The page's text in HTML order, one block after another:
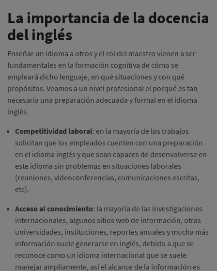
La importancia de la docencia
del inglés
Enseñar un idioma a otros y el rol del maestro vienen a ser
fundamentales en la formación cognitiva de cómo se
empleará dicho lenguaje, en qué situaciones y con qué
propósitos. Veamos a un nivel profesional el porqué es tan
necesaria una preparación adecuada y formal en el idioma
inglés.
Competitividad laboral: en la mayoría de los trabajos
solicitan que los empleados cuenten con una preparación
en el idioma inglés y que sean capaces de desenvolverse en
este idioma sin problemas en situaciones laborales
(reuniones, videoconferencias, comunicaciones escritas,
etc).
Acceso al conocimiento: la mayoría de las investigaciones
internacionales, algunos sitios web de información, otras
universidades, instituciones, reportes anuales y mucha más
información suele generarse en inglés, debido a que se
reconoce como un idioma internacional que se suele
manejar ampliamente, así el alcance de la información es